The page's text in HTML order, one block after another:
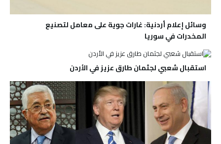
وسائل إعلام أردنية: غارات جوية على معامل لتصنيع
المخدرات في سوريا
استقبال شعبي لجثمان طارق عزيز في الأردن